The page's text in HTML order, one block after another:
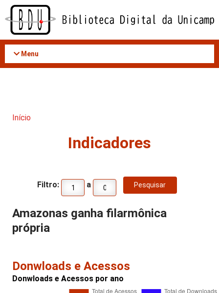
Acessar
conteúdo
Menu
Início
Indicadores
Filtro: a
Amazonas ganha filarmônica
própria
Donwloads e Acessos
Donwloads e Acessos por ano